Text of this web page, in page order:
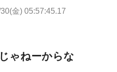
金) 05:57:45.17
ゃねーからな